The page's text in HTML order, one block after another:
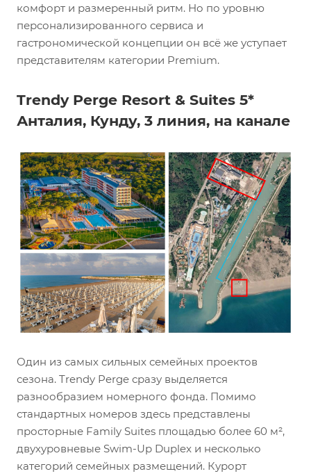
комфорт и размеренный ритм. Но по уровню
персонализированного сервиса и
гастрономической концепции он всё же уступает
представителям категории Premium.
Trendy Perge Resort & Suites 5*
Анталия, Кунду, 3 линия, на канале
Один из самых сильных семейных проектов
сезона. Trendy Perge сразу выделяется
разнообразием номерного фонда. Помимо
стандартных номеров здесь представлены
просторные Family Suites площадью более 60 м²,
двухуровневые Swim-Up Duplex и несколько
категорий семейных размещений. Курорт